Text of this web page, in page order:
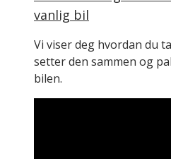
vanlig bil
Vi viser deg hvordan du
setter den sammen og
bilen.